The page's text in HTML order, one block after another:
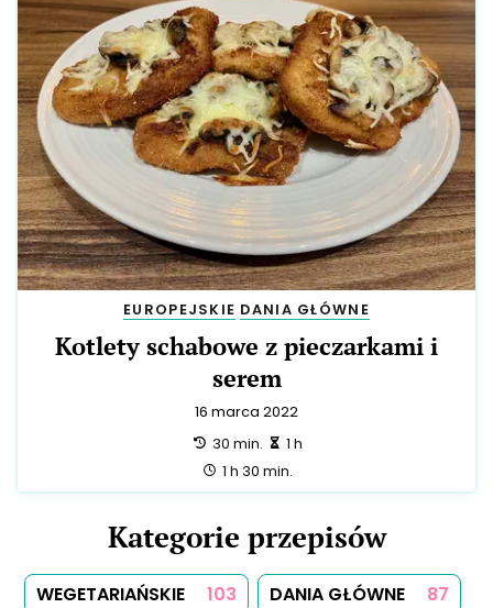
EUROPEJSKIE DANIA GŁÓWNE
Kotlety schabowe z pieczarkami i
serem
16 marca 2022
przygotowanie:
30 min. zrobienie:
1 h
całość:
1 h 30 min.
Kategorie przepisów
WEGETARIAŃSKIE 103 DANIA GŁÓWNE
87